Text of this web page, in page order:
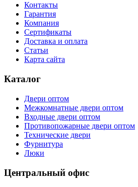
Контакты
Гарантия
Компания
Сертификаты
Доставка и оплата
Статьи
Карта сайта
Каталог
Двери оптом
Межкомнатные двери оптом
Входные двери оптом
Противопожарные двери оптом
Технические двери
Фурнитура
Люки
Центральный офис